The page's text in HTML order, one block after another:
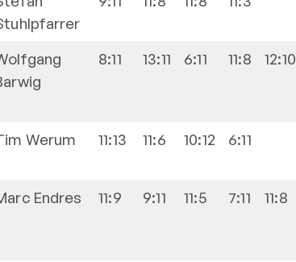
8:11 13:11 6:11 11:8 12:10
Werum 11:13 11:6 10:12 6:11
Endres 11:9 9:11 11:5 7:11 11:8